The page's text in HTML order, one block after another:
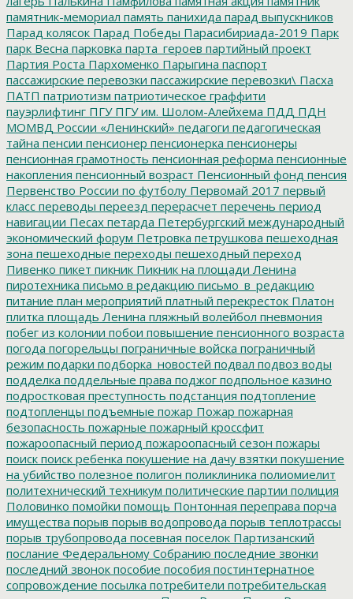
памятник-мемориал память панихида парад выпускников
Парад колясок Парад Победы Парасибириада-2019 Парк
парк Весна парковка парта_героев партийный проект
Партия Роста Пархоменко Парыгина паспорт
пассажирские перевозки пассажирские перевозки\ Пасха
ПАТП патриотизм патриотическое граффити
пауэрлифтинг ПГУПГУ им. Шолом-Алейхема ПДД ПДН
МОМВД России «Ленинский» педагоги педагогическая
тайна пенсии пенсионер пенсионерка пенсионеры
пенсионная грамотность пенсионная реформа пенсионные
накопления пенсионный возраст Пенсионный фонд пенсия
Первенство России по футболу Первомай 2017 первый
класс переводы переезд перерасчет перечень период
навигации Песах петарда Петербургский международный
экономический форум Петровка петрушкова пешеходная
зона пешеходные переходы пешеходный переход
Пивенко пикет пикник Пикник на площади Ленина
пиротехника письмо в редакцию письмо_в_редакцию
питание план мероприятий платный перекресток Платон
плитка площадь Ленина пляжный волейбол пневмония
побег из колонии побои повышение пенсионного возраста
погода погорельцы пограничные войска пограничный
режим подарки подборка_новостей подвал подвоз воды
подделка поддельные права поджог подпольное казино
подростковая преступность подстанция подтопление
подтопленцы подъемные пожар Пожар пожарная
безопасность пожарные пожарный кроссфит
пожароопасный период пожароопасный сезон пожары
поиск поиск ребенка покушение на дачу взятки покушение
на убийство полезное полигон поликлиника полиомиелит
политехнический техникум политические партии полиция
Половинко помойки помощь Понтонная переправа порча
имущества порыв порыв водопровода порыв теплотрассы
порыв трубопровода посевная поселок Партизанский
послание Федеральному Собранию последние звонки
последний звонок пособие пособия постинтернатное
сопровождение посылка потребители потребительская